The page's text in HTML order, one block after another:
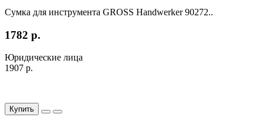
Сумка для инструмента GROSS Handwerker 90272..
1782 р.
Юридические лица
1907 р.
Купить